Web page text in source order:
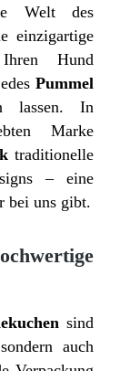
Welt des
einzigartige
Hund
Pummel
lassen. In
Marke
traditionelle
– eine
bei uns gibt.
sind
auch